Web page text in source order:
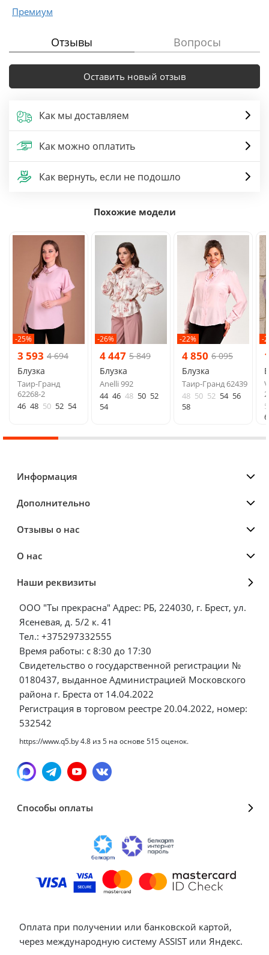
Премиум
Отзывы Вопросы
Оставить новый отзыв
Как мы доставляем
Как можно оплатить
Как вернуть, если не подошло
Похожие модели
-25%
3 593 4 694
Блузка
Таир-Гранд
62268-2
46 48 50 52 54
-26%
4 447 5 849
Блузка
Anelli 992
44 46 48 50 52
54
-22%
4 850 6 095
Блузка
Таир-Гранд 62439
48 50 52 54 56
58
-
Информация
Дополнительно
Отзывы о нас
О нас
Наши реквизиты
ООО "Ты прекрасна" Адрес: РБ, 224030, г. Брест, ул.
Ясеневая, д. 5/2 к. 41
Тел.: +375297332555
Время работы: с 8:30 до 17:30
Свидетельство о государственной регистрации №
0180437, выданное Администрацией Московского
района г. Бреста от 14.04.2022
Регистрация в торговом реестре 20.04.2022, номер:
532542
https://www.q5.by4.8 из5 на основе 515оценок.
Способы оплаты
Оплата при получении или банковской картой,
через международную систему ASSIST или Яндекс.